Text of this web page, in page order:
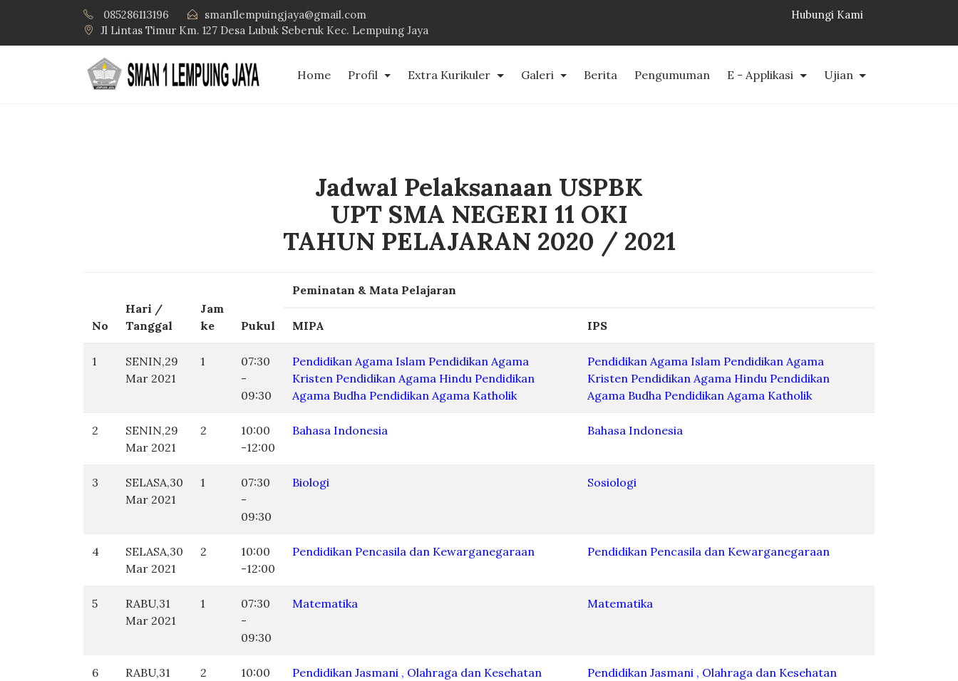
085286113196
sman1lempuingjaya@gmail.com
Jl Lintas Timur Km. 127 Desa Lubuk Seberuk Kec. Lempuing Jaya
Hubungi Kami
Home Profil Extra Kurikuler Galeri Berita Pengumuman E - Applikasi Ujian
Jadwal Pelaksanaan USPBK
UPT SMA NEGERI 11 OKI
TAHUN PELAJARAN 2020 / 2021
No
Hari /
Tanggal
Jam
ke
Pukul
Peminatan & Mata Pelajaran
MIPA IPS
1
SENIN,29
Mar 2021
1
07:30
-
09:30
Pendidikan Agama Islam Pendidikan Agama
Kristen Pendidikan Agama Hindu Pendidikan
Agama Budha Pendidikan Agama Katholik
Pendidikan Agama Islam Pendidikan Agama
Kristen Pendidikan Agama Hindu Pendidikan
Agama Budha Pendidikan Agama Katholik
2
SENIN,29
Mar 2021
2
10:00
-12:00
Bahasa Indonesia Bahasa Indonesia
3
SELASA,30
Mar 2021
1
07:30
-
09:30
Biologi Sosiologi
4
SELASA,30
Mar 2021
2
10:00
-12:00
Pendidikan Pencasila dan Kewarganegaraan Pendidikan Pencasila dan Kewarganegaraan
5
RABU,31
Mar 2021
1
07:30
-
09:30
Matematika Matematika
6
RABU,31
2
10:00
Pendidikan Jasmani , Olahraga dan Kesehatan Pendidikan Jasmani , Olahraga dan Kesehatan